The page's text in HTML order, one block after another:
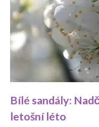
Bílé sandály:
letošní léto